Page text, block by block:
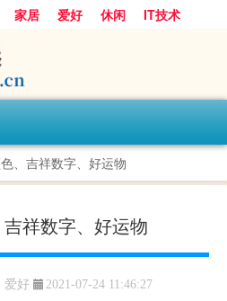
家居 爱好 休闲
IT技术
、吉祥数字、好运物
祥数字、好运物
爱好 2021-07-24 11:46:27